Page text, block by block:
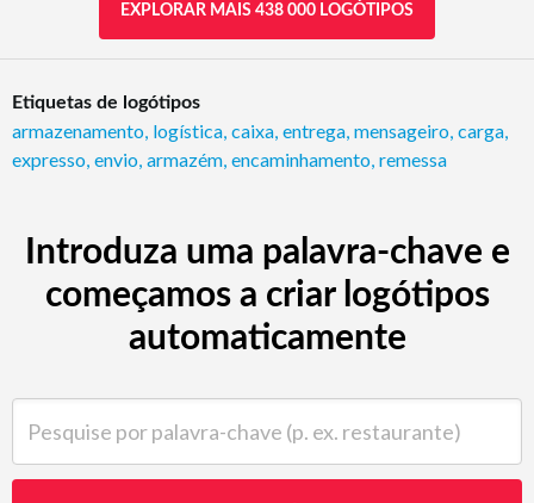
EXPLORAR MAIS 438 000 LOGÓTIPOS
Etiquetas de logótipos
armazenamento logística caixa entrega mensageiro carga
expresso envio armazém encaminhamento remessa
Introduza uma palavra-chave e
começamos a criar logótipos
automaticamente